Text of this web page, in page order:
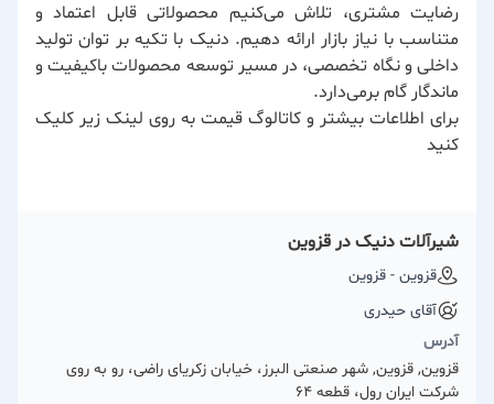
رضایت مشتری، تلاش می‌کنیم محصولاتی قابل اعتماد و
متناسب با نیاز بازار ارائه دهیم. دنیک با تکیه بر توان تولید
داخلی و نگاه تخصصی، در مسیر توسعه محصولات باکیفیت و
ماندگار گام برمی‌دارد.
برای اطلاعات بیشتر و کاتالوگ قیمت به روی لینک زیر کلیک
کنید
شیرآلات دنیک در قزوین
قزوین - قزوین
آقای حیدری
آدرس
قزوین, قزوین, شهر صنعتی البرز، خیابان زکریای راضی، رو به روی
شرکت ایران رول، قطعه 64